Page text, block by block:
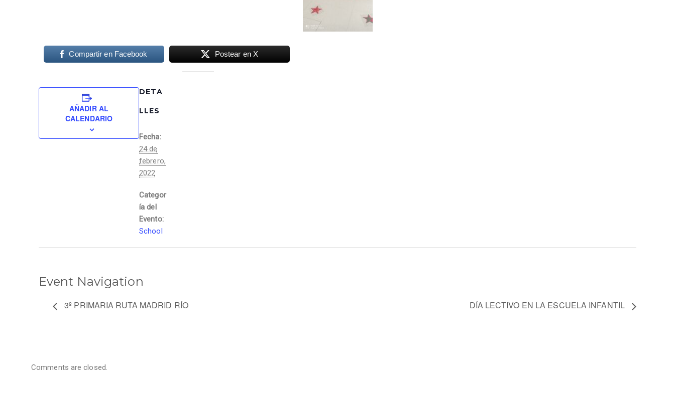
Compartir en Facebook Postear en X
AÑADIR AL
CALENDARIO
DETA
LLES
Fecha:
24 de
febrero,
2022
Categor
ía del
Evento:
School
Event Navigation
3º PRIMARIA RUTA MADRID RÍO DÍA LECTIVO EN LA ESCUELA INFANTIL
Comments are closed.